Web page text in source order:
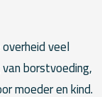
veel
borstvoeding,
moeder en kind.